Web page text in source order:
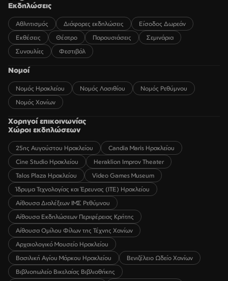
Εκδηλώσεις
Αθλητισμός Διάφορες εκδηλώσεις
Είσοδος Δωρεάν
Εκθέσεις
Θέατρο Παρουσιάσεις
Σεμινάρια
Συναυλίες
Φεστιβάλ
Νομοί
Νομός Ηρακλείου Νομός Λασιθίου
Νομός Ρεθύμνου
Νομός Χανίων
Χορηγοί επικοινωνίας
Χώροι εκδηλώσεων
25ης Αυγούστου Ηρακλείου
Candia Maris Ηρακλείου
Cine Studio Ηρακλείου
Heraklion Improv Theater
Talos Plaza Ηρακλείου
Video Games Museum
Ίδρυμα Τεχνολογίας και Έρευνας (ΙΤΕ) Ηρακλείου
Αίθουσα Διαλέξεων ΙΜΣ Ρεθύμνου
Αίθουσα Εκδηλώσεων Περιφέρειας Κρήτης
Αίθουσα Ομίλου Φίλων της Τέχνης Χανίων
Αρχαιολογικό Μουσείο Ηρακλείου
Βασιλική Αγίου Μάρκου Ηρακλείου
Βενιζέλειο Ωδείο Χανίων
Βιβλιοπωλείο Βικελαίας Βιβλιοθήκης